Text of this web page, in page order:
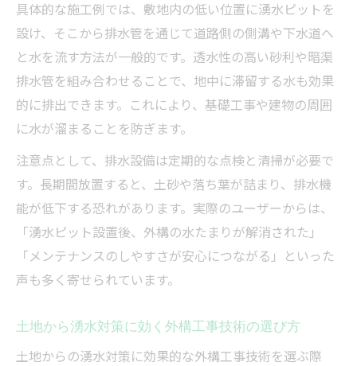
具体的な施工例では、敷地内の低い位置に湧水ピットを
設け、そこから排水管を通じて道路側の側溝や下水道へ
と水を流す方法が一般的です。透水性の高い砂利や暗渠
排水管を組み合わせることで、地中に滞留する水も効果
的に排出できます。これにより、基礎工事や建物の周囲
に水が溜まることを防ぎます。
注意点として、排水設備は定期的な点検と清掃が必要で
す。長期間放置すると、土砂や落ち葉が詰まり、排水機
能が低下する恐れがあります。実際のユーザーからは、
「湧水ピット設置後、外構の水たまりが解消された」
「メンテナンスのしやすさが安心につながる」といった
声も多く寄せられています。
土地から湧水対策に効く外構工事技術の選び方
土地からの湧水対策に効果的な外構工事技術を選ぶ際